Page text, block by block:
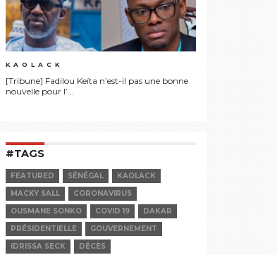
KAOLACK
[Tribune] Fadilou Keïta n’est-il pas une bonne
nouvelle pour l’...
#TAGS
FEATURED SÉNÉGAL
KAOLACK
MACKY SALL
CORONAVIRUS
OUSMANE SONKO
COVID 19
DAKAR
PRÉSIDENTIELLE
GOUVERNEMENT
IDRISSA SECK
DÉCÈS